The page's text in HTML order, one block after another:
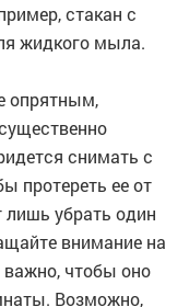
стакан с
жидкого мыла.
опрятным,
снимать с
протереть ее от
лишь убрать один
внимание на
важно, чтобы оно
Возможно,